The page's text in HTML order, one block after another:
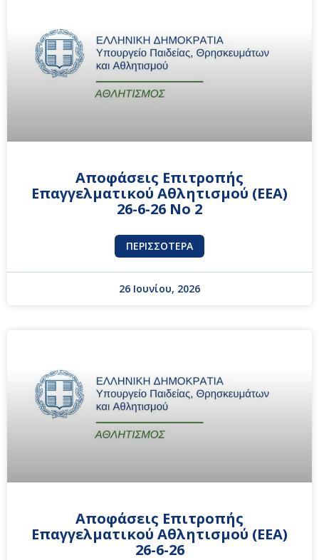
Αποφάσεις Επιτροπής
Επαγγελματικού Αθλητισμού (ΕΕΑ)
26-6-26 No 2
ΠΕΡΙΣΣΌΤΕΡΑ
26 Ιουνίου, 2026
Αποφάσεις Επιτροπής
Επαγγελματικού Αθλητισμού (ΕΕΑ)
26-6-26